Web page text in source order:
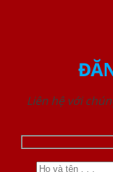
Liên hệ với